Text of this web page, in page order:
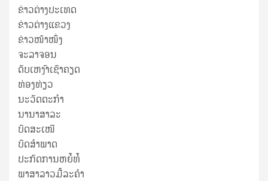
ຂ່າວຕ່າງປະເທດ
ຂ່າວ​ຕ່າງ​ແຂວງ
ຂ່າວໜ້າໜຶ່ງ
ຈະລາຈອນ
ດັບເຫງົາເຊົາຄຽດ
ທ່ອງທ່ຽວ
ນະວັດຕະກໍາ
ນານາສາລະ
ບົດສະເໜີ
ບົດສໍາພາດ
ປະກົດການຫຍໍ້ທໍ້
ພາສາລາວມື້ລະຄຳ